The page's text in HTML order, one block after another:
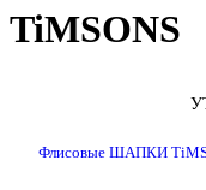
TiMSONS
Флисовые ШАПКИ